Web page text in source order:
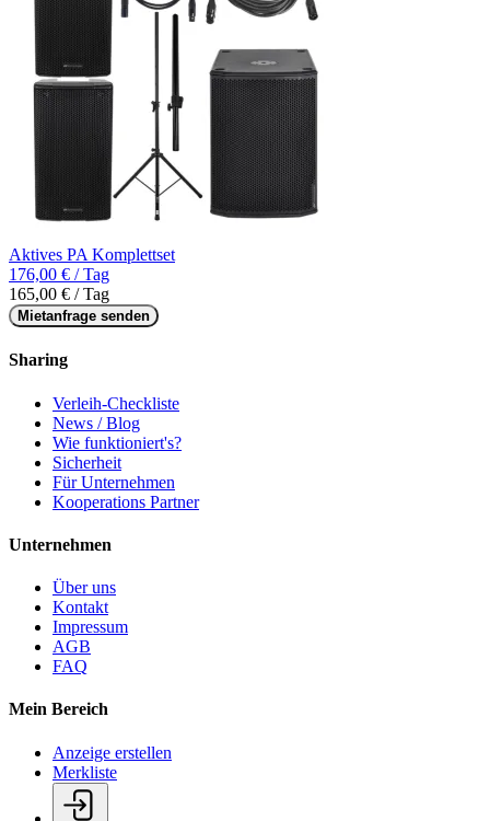
Aktives PA Komplettset
176,00 € / Tag
165,00 € / Tag
Mietanfrage senden
Sharing
Verleih-Checkliste
News / Blog
Wie funktioniert's?
Sicherheit
Für Unternehmen
Kooperations Partner
Unternehmen
Über uns
Kontakt
Impressum
AGB
FAQ
Mein Bereich
Anzeige erstellen
Merkliste